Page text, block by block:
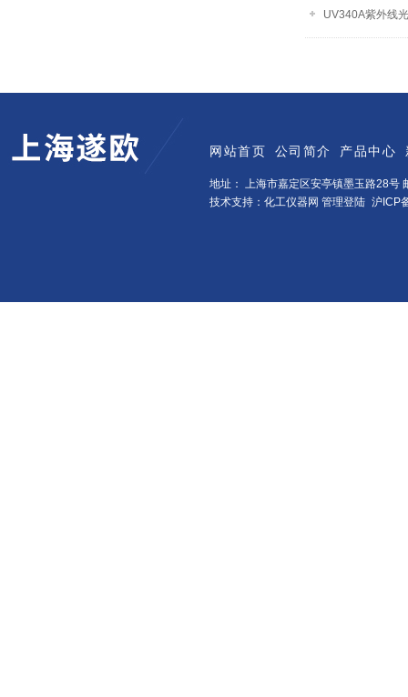
UV340A紫外线
网站首页 公司简介 产品中心
地址： 上海市嘉定区安亭镇墨玉路28号
技术支持：化工仪器网 管理登陆 沪ICP